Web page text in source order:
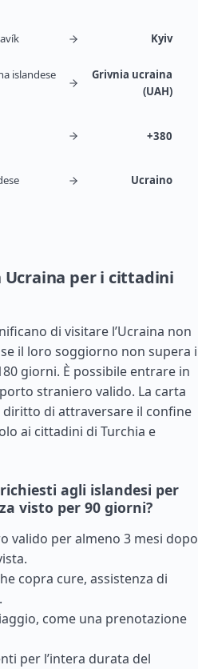
Kyiv
islandese
Grivnia ucraina
(UAH)
+380
Ucraino
Ucraina per i cittadini
di visitare l’Ucraina non
il loro soggiorno non supera i
giorni. È possibile entrare in
straniero valido. La carta
diritto di attraversare il confine
ai cittadini di Turchia e
agli islandesi per
visto per 90 giorni?
valido per almeno 3 mesi dopo
copra cure, assistenza di
come una prenotazione
per l’intera durata del